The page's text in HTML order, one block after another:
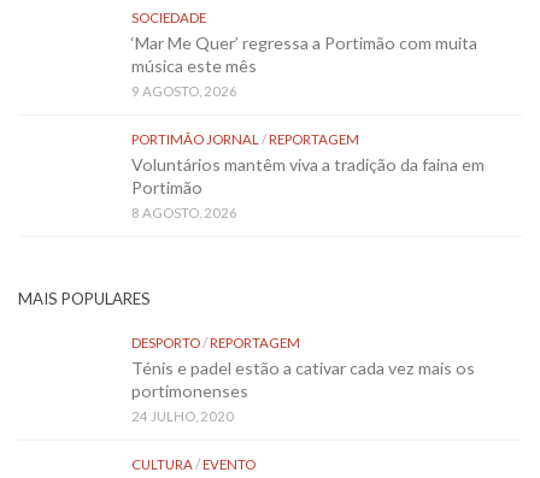
SOCIEDADE
‘Mar Me Quer’ regressa a Portimão com muita
música este mês
9 AGOSTO, 2026
PORTIMÃO JORNAL /REPORTAGEM
Voluntários mantêm viva a tradição da faina em
Portimão
8 AGOSTO, 2026
MAIS POPULARES
DESPORTO/REPORTAGEM
Ténis e padel estão a cativar cada vez mais os
portimonenses
24 JULHO, 2020
CULTURA/EVENTO